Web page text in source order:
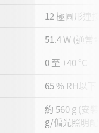
12 極圓形連
51.4 W (通常
0 至 +40 °C
65 % RH以
約 560 g (安
g/偏光照明